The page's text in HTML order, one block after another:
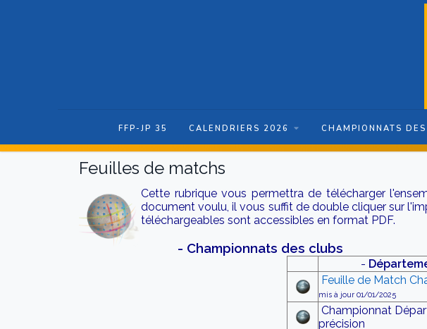
FFP-JP 35 CALENDRIERS 2026 CHAMPIONNATS
Feuilles de matchs
Cette rubrique vous permettra de télécharger
document voulu, il vous suffit de double cliquer sur
téléchargeables sont accessibles en format PDF.
- Championnats des clubs
-
Feuille de Match
mis à jour 01/01/2025
Championnat
précision